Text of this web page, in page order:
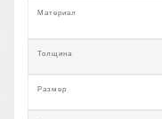
Материал
Толщина
Размер